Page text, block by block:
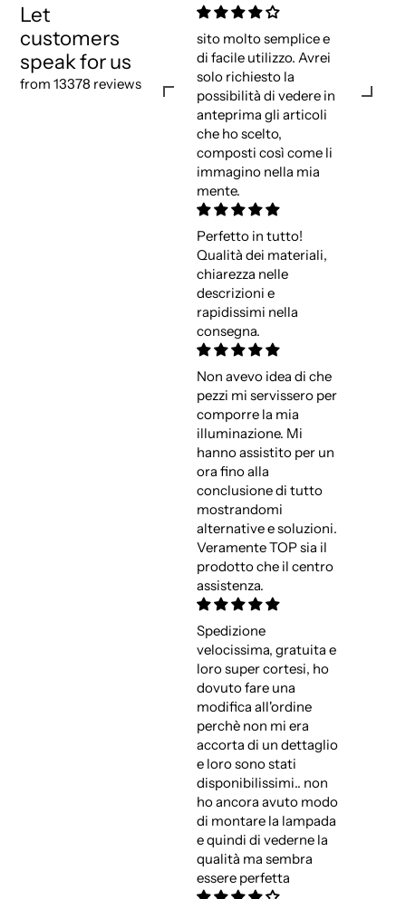
Let
customers
speak for us
from 13378 reviews
sito molto semplice e
di facile utilizzo. Avrei
solo richiesto la
possibilità di vedere in
anteprima gli articoli
che ho scelto,
composti così come li
immagino nella mia
mente.
Perfetto in tutto!
Qualità dei materiali,
chiarezza nelle
descrizioni e
rapidissimi nella
consegna.
Non avevo idea di che
pezzi mi servissero per
comporre la mia
illuminazione. Mi
hanno assistito per un
ora fino alla
conclusione di tutto
mostrandomi
alternative e soluzioni.
Veramente TOP sia il
prodotto che il centro
assistenza.
Spedizione
velocissima, gratuita e
loro super cortesi, ho
dovuto fare una
modifica all'ordine
perchè non mi era
accorta di un dettaglio
e loro sono stati
disponibilissimi.. non
ho ancora avuto modo
di montare la lampada
e quindi di vederne la
qualità ma sembra
essere perfetta